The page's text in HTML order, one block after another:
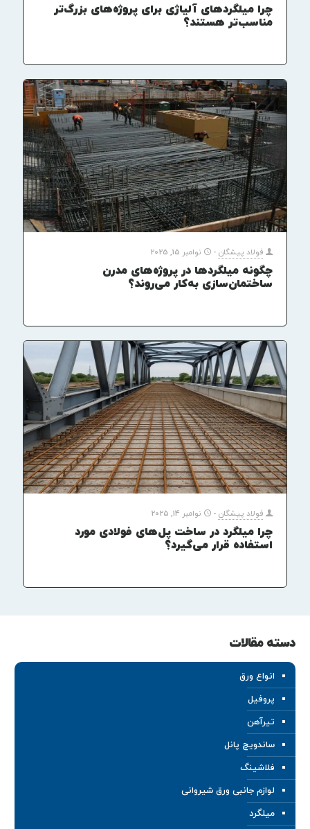
چرا میلگردهای آلیاژی برای پروژه‌های بزرگ‌تر
مناسب‌تر هستند؟
فولاد پیشگان - نوامبر 15, 2025
چگونه میلگردها در پروژه‌های مدرن
ساختمان‌سازی به‌کار می‌روند؟
فولاد پیشگان - نوامبر 14, 2025
چرا میلگرد در ساخت پل‌های فولادی مورد
استفاده قرار می‌گیرد؟
دسته مقالات
انواع ورق
پروفیل
تیرآهن
ساندویچ پانل
فلاشینگ
لوازم جانبی ورق شیروانی
میلگرد